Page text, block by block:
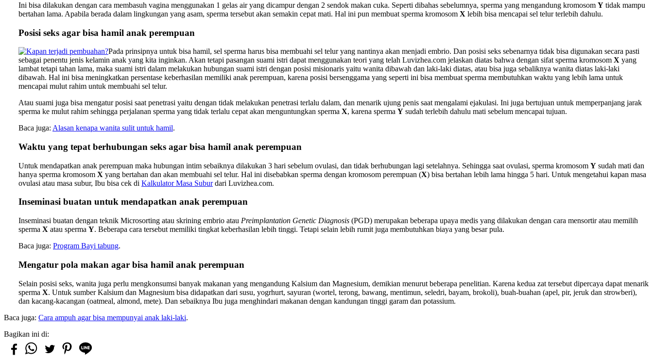
Ini bisa dilakukan dengan cara membasuh vagina menggunakan 1 gelas air yang dicampur dengan 2 sendok makan cuka. Seperti dibahas sebelumnya, sperma yang mengandung kromosom Y tidak mampu
bertahan lama. Apabila berada dalam lingkungan yang asam, sperma tersebut akan semakin cepat mati. Hal ini pun membuat sperma kromosom X lebih bisa mencapai sel telur terlebih dahulu.
Posisi seks agar bisa hamil anak perempuan
Pada prinsipnya untuk bisa hamil, sel sperma harus bisa membuahi sel telur yang nantinya akan menjadi embrio. Dan posisi seks sebenarnya tidak bisa digunakan secara pasti
sebagai penentu jenis kelamin anak yang kita inginkan. Akan tetapi pasangan suami istri dapat menggunakan teori yang telah Luvizhea.com jelaskan diatas bahwa dengan sifat sperma kromosom X yang
lambat tetapi tahan lama, maka suami istri dalam melakukan hubungan suami istri dengan posisi misionaris yaitu wanita dibawah dan laki-laki diatas, atau bisa juga sebaliknya wanita diatas laki-laki
dibawah. Hal ini bisa meningkatkan persentase keberhasilan memiliki anak perempuan, karena posisi bersenggama yang seperti ini bisa membuat sperma membutuhkan waktu yang lebih lama untuk
mencapai mulut rahim untuk membuahi sel telur.
Atau suami juga bisa mengatur posisi saat penetrasi yaitu dengan tidak melakukan penetrasi terlalu dalam, dan menarik ujung penis saat mengalami ejakulasi. Ini juga bertujuan untuk memperpanjang jarak
sperma ke mulut rahim sehingga perjalanan sperma yang tidak terlalu cepat akan menguntungkan sperma X, karena sperma Y sudah terlebih dahulu mati sebelum mencapai tujuan.
Baca juga: Alasan kenapa wanita sulit untuk hamil.
Waktu yang tepat berhubungan seks agar bisa hamil anak perempuan
Untuk mendapatkan anak perempuan maka hubungan intim sebaiknya dilakukan 3 hari sebelum ovulasi, dan tidak berhubungan lagi setelahnya. Sehingga saat ovulasi, sperma kromosom Y sudah mati dan
hanya sperma kromosom X yang bertahan dan akan membuahi sel telur. Hal ini disebabkan sperma dengan kromosom perempuan (X) bisa bertahan lebih lama hingga 5 hari. Untuk mengetahui kapan masa
ovulasi atau masa subur, Ibu bisa cek di Kalkulator Masa Suburdari Luvizhea.com.
Inseminasi buatan untuk mendapatkan anak perempuan
Inseminasi buatan dengan teknik Microsorting atau skrining embrio atau Preimplantation Genetic Diagnosis (PGD) merupakan beberapa upaya medis yang dilakukan dengan cara mensortir atau memilih
sperma X atau sperma Y. Beberapa cara tersebut memiliki tingkat keberhasilan lebih tinggi. Tetapi selain lebih rumit juga membutuhkan biaya yang besar pula.
Baca juga: Program Bayi tabung.
Mengatur pola makan agar bisa hamil anak perempuan
Selain posisi seks, wanita juga perlu mengkonsumsi banyak makanan yang mengandung Kalsium dan Magnesium, demikian menurut beberapa penelitian. Karena kedua zat tersebut dipercaya dapat menarik
sperma X. Untuk sumber Kalsium dan Magnesium bisa didapatkan dari susu, yogrhurt, sayuran (wortel, terong, bawang, mentimun, seledri, bayam, brokoli), buah-buahan (apel, pir, jeruk dan strowberi),
dan kacang-kacangan (oatmeal, almond, mete). Dan sebaiknya Ibu juga menghindari makanan dengan kandungan tinggi garam dan potassium.
Baca juga: Cara ampuh agar bisa mempunyai anak laki-laki.
Bagikan ini di: